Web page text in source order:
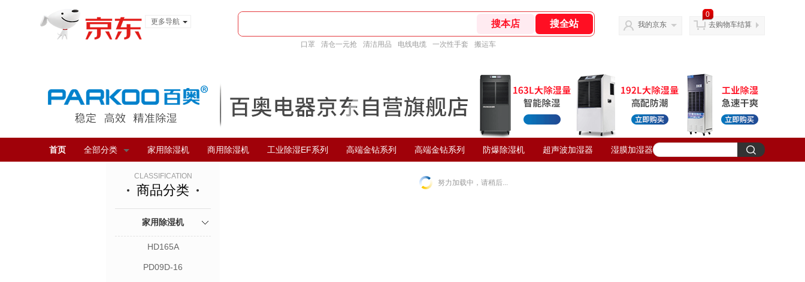
更多导航
口罩 清仓一元抢 清洁用品 电线电缆 一次性手套 搬运车
我的京东
0
去购物车结算
首页 全部分类 家用除湿机 商用除湿机 工业除湿EF系列 高端金钻系列 高端金钻系列 防爆除湿机 超声波加湿器 湿膜加湿器
CLASSIFICATION
商品分类
家用除湿机
HD165A
PD09D-16
努力加载中，请稍后...